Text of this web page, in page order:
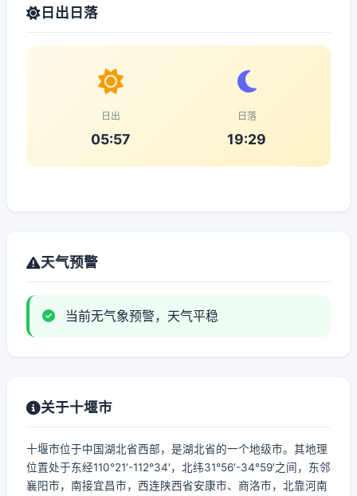
日出日落
日出
05:57
日落
19:29
天气预警
当前无气象预警，天气平稳
关于十堰市
十堰市位于中国湖北省西部，是湖北省的一个地级市。其地理
位置处于东经110°21′-112°34′，北纬31°56′-34°59′之间，东邻
襄阳市，南接宜昌市，西连陕西省安康市、商洛市，北靠河南